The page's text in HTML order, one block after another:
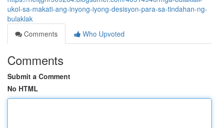
ukol-sa-makati-ang-inyong-iyong-desisyon-para-sa-tindahan-ng-
bulaklak
Comments
Who Upvoted
Comments
Submit a Comment
No HTML